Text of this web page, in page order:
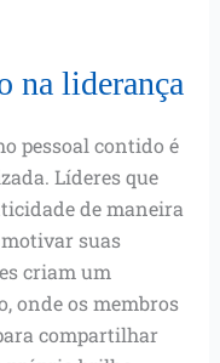
na liderança
pessoal contido é
Líderes que
de maneira
suas
criam um
onde os membros
compartilhar